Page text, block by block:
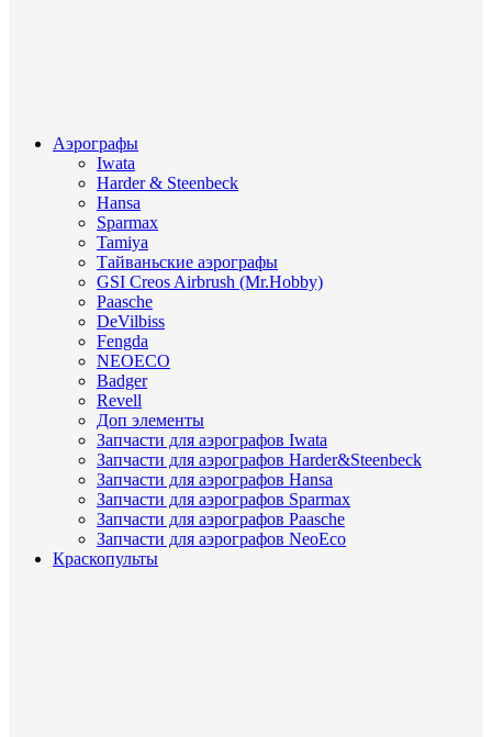
Аэрографы
Iwata
Harder & Steenbeck
Hansa
Sparmax
Tamiya
Тайваньские аэрографы
GSI Creos Airbrush (Mr.Hobby)
Paasche
DeVilbiss
Fengda
NEOECO
Badger
Revell
Доп элементы
Запчасти для аэрографов Iwata
Запчасти для аэрографов Harder&Steenbeck
Запчасти для аэрографов Hansa
Запчасти для аэрографов Sparmax
Запчасти для аэрографов Paasche
Запчасти для аэрографов NeoEco
Краскопульты